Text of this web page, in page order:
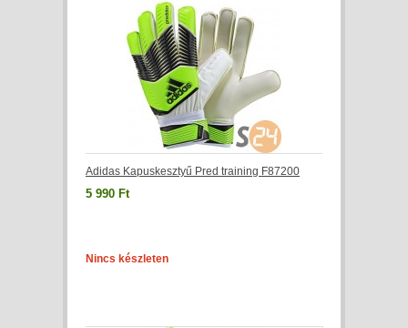
Adidas Kapuskesztyű Pred training F87200
5 990 Ft
Nincs készleten